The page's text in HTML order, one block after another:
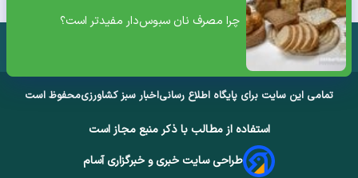
چرا مصرف نان سبوس‌دار مفیدتر است؟
تمامی این سایت برای پایگاه اطلاع رسانیاخبار سبز کشاورزیمحفوظ است
استفاده از مطالب با ذکر منبع مجاز است
طراحی سایت خبری و خبرگزاری آسام